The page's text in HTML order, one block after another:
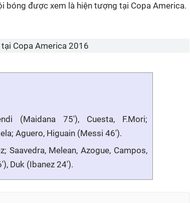
bóng được xem là hiện tượng tại Copa America.
Copa America 2016
(Maidana 75'), Cuesta, F.Mori;
Aguero, Higuain (Messi 46').
Saavedra, Melean, Azogue, Campos,
Duk (Ibanez 24').